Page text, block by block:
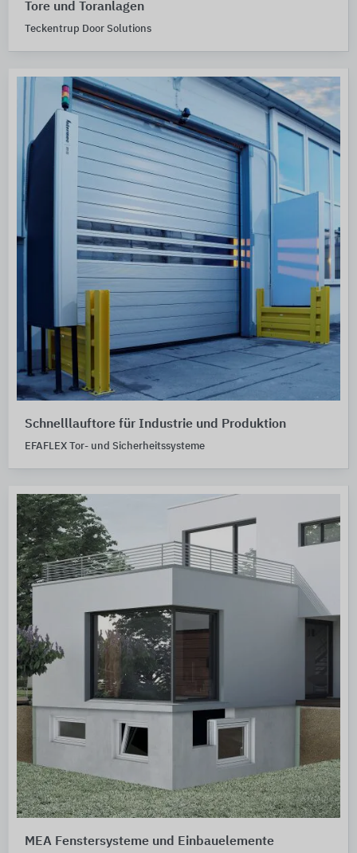
Tore und Toranlagen
Teckentrup Door Solutions
Schnelllauftore für Industrie und Produktion
EFAFLEX Tor- und Sicherheitssysteme
MEA Fenstersysteme und Einbauelemente